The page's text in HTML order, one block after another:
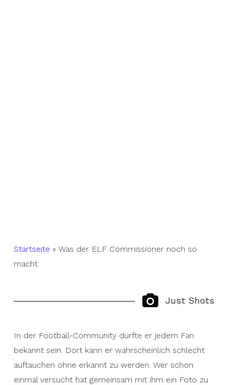
Startseite » Was der ELF Commissioner noch so
macht
Just Shots
In der Football-Community dürfte er jedem Fan
bekannt sein. Dort kann er wahrscheinlich schlecht
auftauchen ohne erkannt zu werden. Wer schon
einmal versucht hat gemeinsam mit ihm ein Foto zu